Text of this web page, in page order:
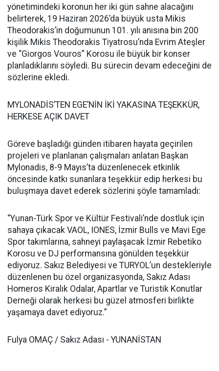
yönetimindeki koronun her iki gün sahne alacağını
belirterek, 19 Haziran 2026’da büyük usta Mikis
Theodorakis’in doğumunun 101. yılı anısına bin 200
kişilik Mikis Theodorakis Tiyatrosu’nda Evrim Ateşler
ve “Giorgos Vouros” Korosu ile büyük bir konser
planladıklarını söyledi. Bu sürecin devam edeceğini de
sözlerine ekledi.
MYLONADİS’TEN EGE’NİN İKİ YAKASINA TEŞEKKÜR,
HERKESE AÇIK DAVET
Göreve başladığı günden itibaren hayata geçirilen
projeleri ve planlanan çalışmaları anlatan Başkan
Mylonadis, 8-9 Mayıs’ta düzenlenecek etkinlik
öncesinde katkı sunanlara teşekkür edip herkesi bu
buluşmaya davet ederek sözlerini şöyle tamamladı:
“Yunan-Türk Spor ve Kültür Festivali’nde dostluk için
sahaya çıkacak VAOL, IONES, İzmir Bulls ve Mavi Ege
Spor takımlarına, sahneyi paylaşacak İzmir Rebetiko
Korosu ve DJ performansına gönülden teşekkür
ediyoruz. Sakız Belediyesi ve TURYOL’un destekleriyle
düzenlenen bu özel organizasyonda, Sakız Adası
Homeros Kiralık Odalar, Apartlar ve Turistik Konutlar
Derneği olarak herkesi bu güzel atmosferi birlikte
yaşamaya davet ediyoruz.”
Fulya OMAÇ / Sakız Adası - YUNANİSTAN